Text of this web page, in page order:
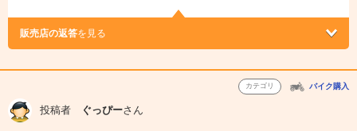
販売店の返答を見る
カテゴリ バイク購入
投稿者 ぐっぴーさん